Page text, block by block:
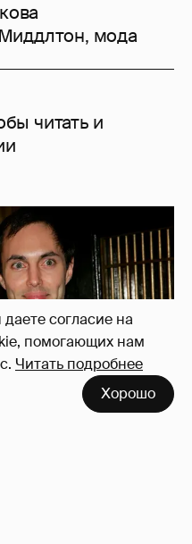
согласие на
помогающих нам
Читать подробнее
Хорошо
, мода
читать и